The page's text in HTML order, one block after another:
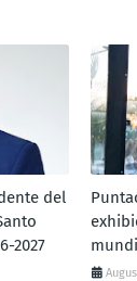
del
2027